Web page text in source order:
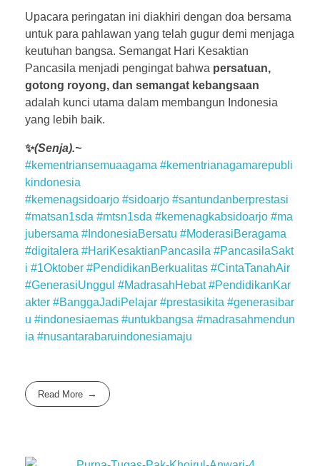
Upacara peringatan ini diakhiri dengan doa bersama
untuk para pahlawan yang telah gugur demi menjaga
keutuhan bangsa. Semangat Hari Kesaktian
Pancasila menjadi pengingat bahwa persatuan,
gotong royong, dan semangat kebangsaan
adalah kunci utama dalam membangun Indonesia
yang lebih baik.
✨(Senja).~
#kementriansemuaagama #kementrianagamarepubli
kindonesia
#kemenagsidoarjo #sidoarjo #santundanberprestasi
#matsan1sda #mtsn1sda #kemenagkabsidoarjo #ma
jubersama #IndonesiaBersatu #ModerasiBeragama
#digitalera #HariKesaktianPancasila #PancasilaSakt
i #1Oktober #PendidikanBerkualitas #CintaTanahAir
#GenerasiUnggul #MadrasahHebat #PendidikanKar
akter #BanggaJadiPelajar #prestasikita #generasibar
u #indonesiaemas #untukbangsa #madrasahmendun
ia #nusantarabaruindonesiamaju
Read More